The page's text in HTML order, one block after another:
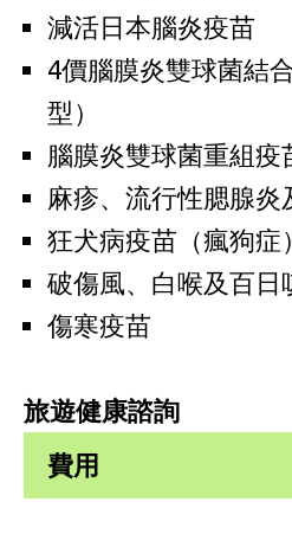
減活日本腦炎疫苗
4價腦膜炎雙球菌結
型）
腦膜炎雙球菌重組疫
麻疹、流行性腮腺炎
狂犬病疫苗（瘋狗症）
破傷風、白喉及百日
傷寒疫苗
旅遊健康諮詢
費用